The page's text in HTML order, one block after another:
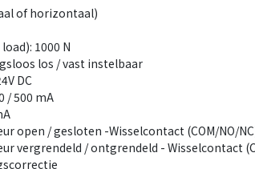
of horizontaal)
1000 N
los / vast instelbaar
DC
/ 500 mA
open / gesloten -Wisselcontact (COM/NO/
vergrendeld / ontgrendeld - Wisselcontact